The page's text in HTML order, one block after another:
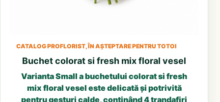
CATALOG PROFLORIST, ÎN AȘTEPTARE PENTRU TOTOI
Buchet colorat si fresh mix floral vesel
Varianta Small a buchetului colorat si fresh
mix floral vesel este delicată și potrivită
pentru gesturi calde, conținând 4 trandafiri